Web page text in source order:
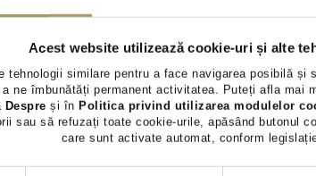
Acest website utilizează cookie-uri și alte
tehnologii similare pentru a face navigarea posibilă și
ne îmbunătăți permanent activitatea. Puteți afla mai
Despre și în Politica privind utilizarea modulelor
sau să refuzați toate cookie-urile, apăsând butonul
care sunt activate automat, conform
import Numar